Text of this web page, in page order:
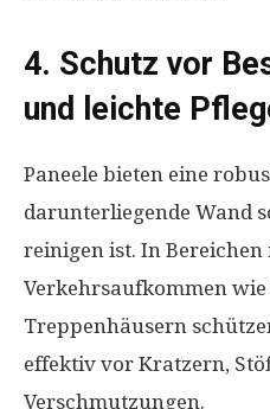
4. Schutz vor
und leichte
Paneele bieten eine
darunterliegende Wand
reinigen ist. In
Verkehrsaufkommen
Treppenhäusern
effektiv vor Kratzern,
Verschmutzungen.